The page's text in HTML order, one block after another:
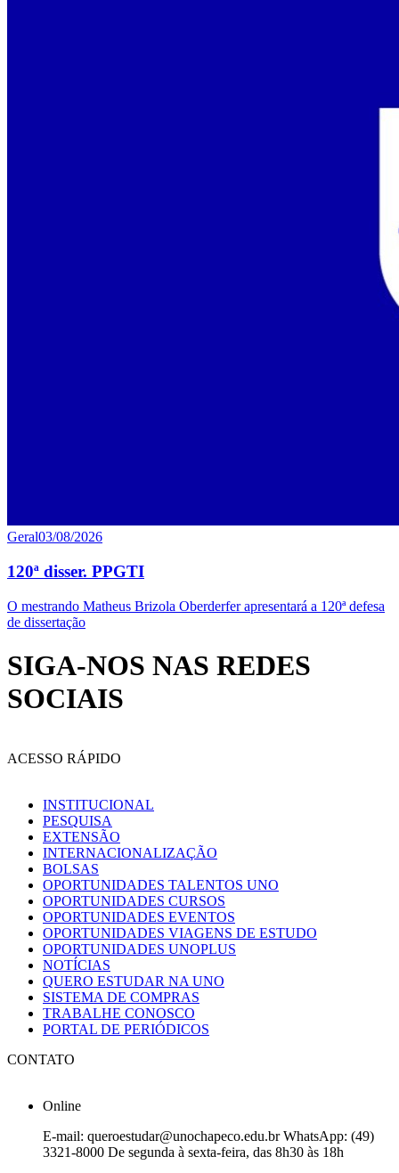
Geral03/08/2026
120ª disser. PPGTI
O mestrando Matheus Brizola Oberderfer apresentará a 120ª defesa
de dissertação
SIGA-NOS NAS REDES
SOCIAIS
ACESSO RÁPIDO
INSTITUCIONAL
PESQUISA
EXTENSÃO
INTERNACIONALIZAÇÃO
BOLSAS
OPORTUNIDADES TALENTOS UNO
OPORTUNIDADES CURSOS
OPORTUNIDADES EVENTOS
OPORTUNIDADES VIAGENS DE ESTUDO
OPORTUNIDADES UNOPLUS
NOTÍCIAS
QUERO ESTUDAR NA UNO
SISTEMA DE COMPRAS
TRABALHE CONOSCO
PORTAL DE PERIÓDICOS
CONTATO
Online
E-mail: queroestudar@unochapeco.edu.br WhatsApp: (49)
3321-8000 De segunda à sexta-feira, das 8h30 às 18h